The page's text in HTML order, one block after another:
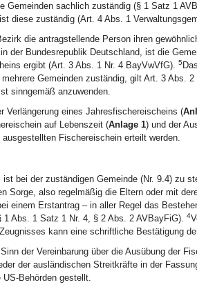
Gemeinden sachlich zuständig (§ 1 Satz 1
diese zuständig (Art. 4 Abs. 1
die antragstellende Person ihren
der Bundesrepublik Deutschland, ist die
ergibt (Art. 3 Abs. 1 Nr. 4 BayVwVfG). 5
Gemeinden zuständig, gilt Art. 3 Abs.
sinngemäß anzuwenden.
Verlängerung eines Jahresfischereischeins (
auf Lebenszeit (Anlage 1) und der
Fischereischein erteilt werden.
bei der zuständigen Gemeinde (Nr. 9.4) zu
Sorge, also regelmäßig die Eltern oder mit
einem Erstantrag – in aller Regel das
Abs. 1 Satz 1 Nr. 4, § 2 Abs. 2 AVBayFiG). 4
kann eine schriftliche Bestätigung
der Vereinbarung über die Ausübung der
der ausländischen Streitkräfte in der
Behörden gestellt.